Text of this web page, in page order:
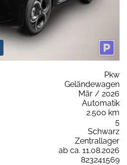
Pkw
Geländewagen
Mär / 2026
Automatik
2.500 km
5
Schwarz
Zentrallager
ab ca. 11.08.2026
823241569